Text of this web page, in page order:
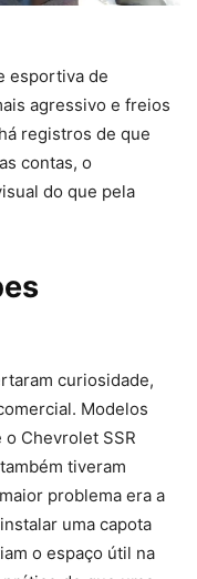
esportiva de
agressivo e freios
registros de que
contas, o
do que pela
curiosidade,
Modelos
Chevrolet SSR
tiveram
problema era a
uma capota
o espaço útil na